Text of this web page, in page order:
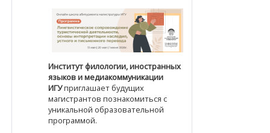
Институт филологии, иностранных
языков и медиакоммуникации
ИГУприглашает будущих
магистрантов познакомиться с
уникальной образовательной
программой.